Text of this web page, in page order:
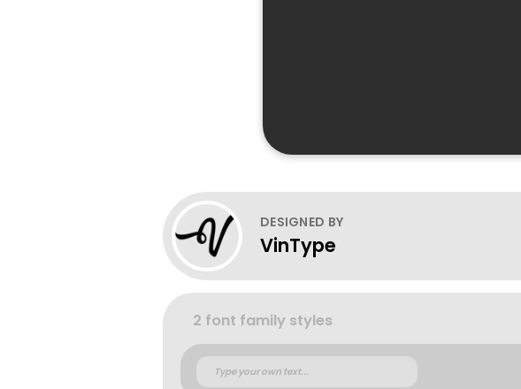
DESIGNED BY
VinType
2 font family styles